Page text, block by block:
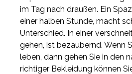
im Tag nach draußen. Ein
einer halben Stunde, macht
Unterschied. In einer
gehen, ist bezaubernd. Wenn
leben, dann gehen Sie in den
richtiger Bekleidung können